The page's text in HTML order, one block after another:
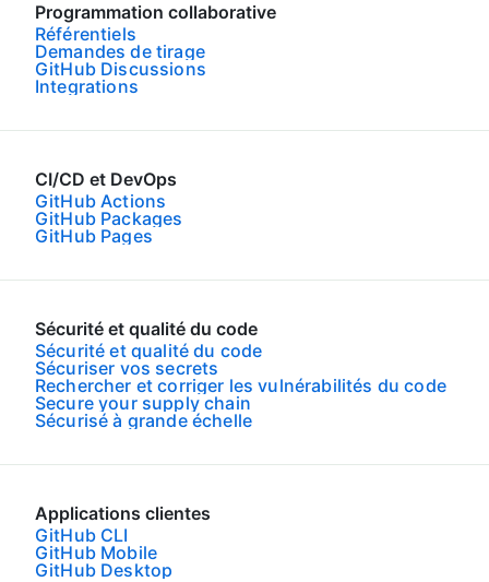
Programmation collaborative
Référentiels
Demandes de tirage
GitHub Discussions
Integrations
CI/CD et DevOps
GitHub Actions
GitHub Packages
GitHub Pages
Sécurité et qualité du code
Sécurité et qualité du code
Sécuriser vos secrets
Rechercher et corriger les vulnérabilités du code
Secure your supply chain
Sécurisé à grande échelle
Applications clientes
GitHub CLI
GitHub Mobile
GitHub Desktop